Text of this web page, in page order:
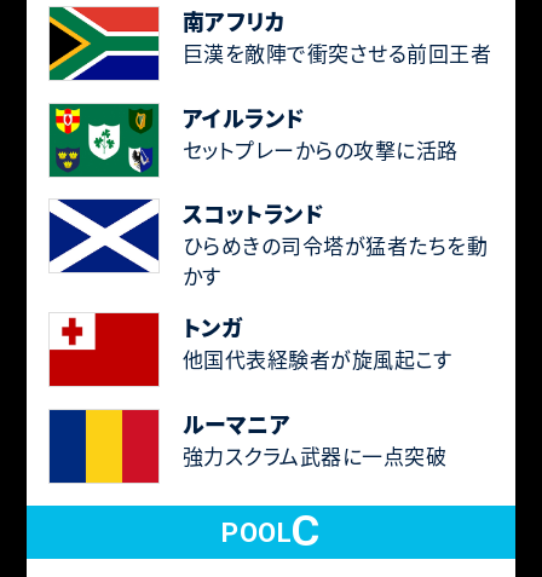
南アフリカ
巨漢を敵陣で衝突させる前回王者
アイルランド
セットプレーからの攻撃に活路
スコットランド
ひらめきの司令塔が猛者たちを動
かす
トンガ
他国代表経験者が旋風起こす
ルーマニア
強力スクラム武器に一点突破
POOLC